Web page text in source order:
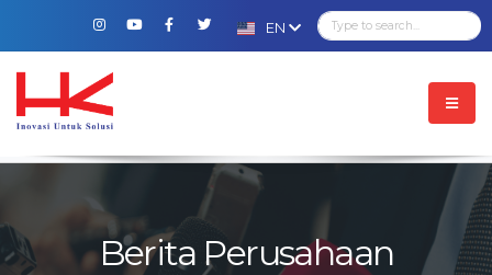
EN
Berita Perusahaan